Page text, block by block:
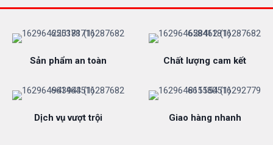
Sản phẩm an toàn Chất lượng cam kết
Dịch vụ vượt trội Giao hàng nhanh